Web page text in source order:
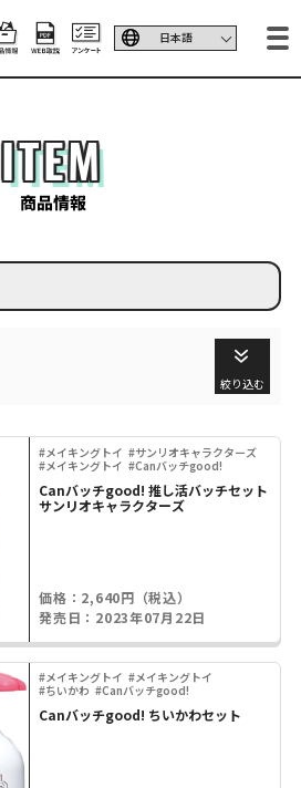
ITEM
商品情報
絞り込む
#メイキングトイ #サンリオキャラクターズ
#メイキングトイ #Canバッチgood!
Canバッチgood! 推し活バッチセット
サンリオキャラクターズ
価格：2,640円（税込）
発売日：2023年07月22日
#メイキングトイ #メイキングトイ
#ちいかわ #Canバッチgood!
Canバッチgood! ちいかわセット